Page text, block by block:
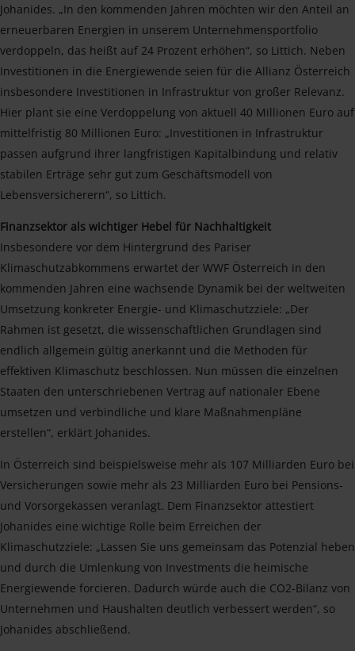
Johanides. „In den kommenden Jahren möchten wir den Anteil an
erneuerbaren Energien in unserem Unternehmensportfolio
verdoppeln, das heißt auf 24 Prozent erhöhen“, so Littich. Neben
Investitionen in die Energiewende seien für die Allianz Österreich
insbesondere Investitionen in Infrastruktur von großer Relevanz.
Hier plant sie eine Verdoppelung von aktuell 40 Millionen Euro auf
mittelfristig 80 Millionen Euro: „Investitionen in Infrastruktur
passen aufgrund ihrer langfristigen Kapitalbindung und relativ
stabilen Erträge sehr gut zum Geschäftsmodell von
Lebensversicherern“, so Littich.
Finanzsektor als wichtiger Hebel für Nachhaltigkeit
Insbesondere vor dem Hintergrund des Pariser
Klimaschutzabkommens erwartet der WWF Österreich in den
kommenden Jahren eine wachsende Dynamik bei der weltweiten
Umsetzung konkreter Energie- und Klimaschutzziele: „Der
Rahmen ist gesetzt, die wissenschaftlichen Grundlagen sind
endlich allgemein gültig anerkannt und die Methoden für
effektiven Klimaschutz beschlossen. Nun müssen die einzelnen
Staaten den unterschriebenen Vertrag auf nationaler Ebene
umsetzen und verbindliche und klare Maßnahmenpläne
erstellen“, erklärt Johanides.
In Österreich sind beispielsweise mehr als 107 Milliarden Euro bei
Versicherungen sowie mehr als 23 Milliarden Euro bei Pensions-
und Vorsorgekassen veranlagt. Dem Finanzsektor attestiert
Johanides eine wichtige Rolle beim Erreichen der
Klimaschutzziele: „Lassen Sie uns gemeinsam das Potenzial heben
und durch die Umlenkung von Investments die heimische
Energiewende forcieren. Dadurch würde auch die CO2-Bilanz von
Unternehmen und Haushalten deutlich verbessert werden“, so
Johanides abschließend.